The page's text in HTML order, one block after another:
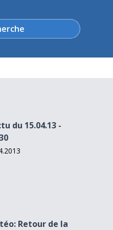
du 15.04.13 -
Retour de la